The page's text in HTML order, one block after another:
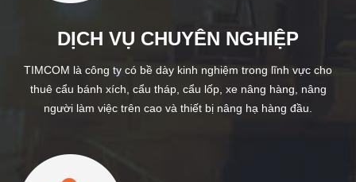
DỊCH VỤ CHUYÊN NGHIỆP
TIMCOM là công ty có bề dày kinh nghiệm trong lĩnh vực cho
thuê cẩu bánh xích, cẩu tháp, cẩu lốp, xe nâng hàng, nâng
người làm việc trên cao và thiết bị nâng hạ hàng đầu.